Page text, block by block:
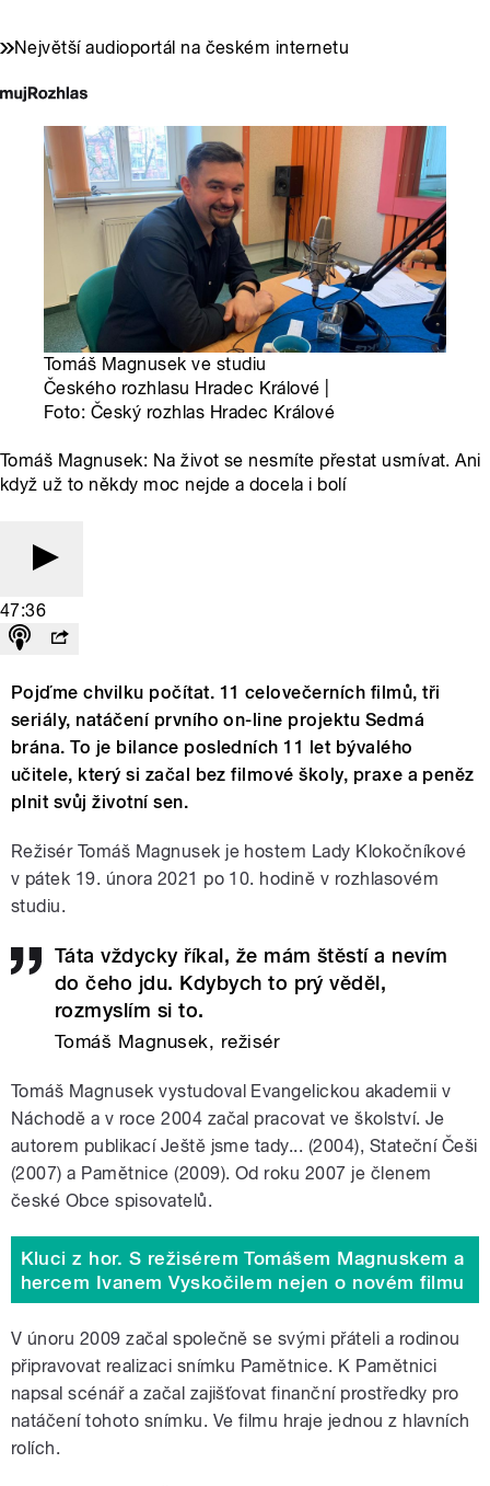
Největší audioportál na českém internetu
Tomáš Magnusek ve studiu
Českého rozhlasu Hradec Králové |
Foto: Český rozhlas Hradec Králové
Tomáš Magnusek: Na život se nesmíte přestat usmívat. Ani
když už to někdy moc nejde a docela i bolí
47:36
Pojďme chvilku počítat. 11 celovečerních filmů, tři
seriály, natáčení prvního on-line projektu Sedmá
brána. To je bilance posledních 11 let bývalého
učitele, který si začal bez filmové školy, praxe a peněz
plnit svůj životní sen.
Režisér Tomáš Magnusek je hostem Lady Klokočníkové
v pátek 19. února 2021 po 10. hodině v rozhlasovém
studiu.
Táta vždycky říkal, že mám štěstí a nevím
do čeho jdu. Kdybych to prý věděl,
rozmyslím si to.
Tomáš Magnusek, režisér
Tomáš Magnusek vystudoval Evangelickou akademii v
Náchodě a v roce 2004 začal pracovat ve školství. Je
autorem publikací Ještě jsme tady... (2004), Stateční Češi
(2007) a Pamětnice (2009). Od roku 2007 je členem
české Obce spisovatelů.
Kluci z hor. S režisérem Tomášem Magnuskem a
hercem Ivanem Vyskočilem nejen o novém filmu
V únoru 2009 začal společně se svými přáteli a rodinou
připravovat realizaci snímku Pamětnice. K Pamětnici
napsal scénář a začal zajišťovat finanční prostředky pro
natáčení tohoto snímku. Ve filmu hraje jednou z hlavních
rolích.